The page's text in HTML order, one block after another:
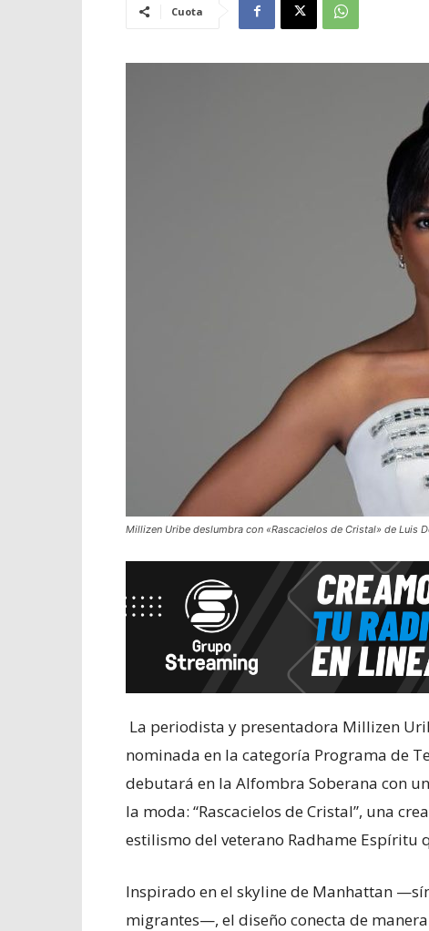
Cuota
Millizen Uribe deslumbra con «Rascacielos de Cristal» de Luis
La periodista y presentadora Millizen
nominada en la categoría Programa de
debutará en la Alfombra Soberana con
la moda: “Rascacielos de Cristal”, una
estilismo del veterano Radhame Espíritu
Inspirado en el skyline de Manhattan
migrantes—, el diseño conecta de